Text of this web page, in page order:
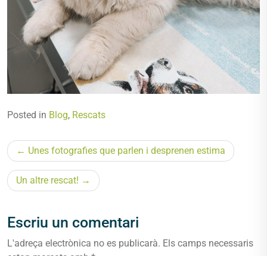
Posted in Blog, Rescats
Navegació
d'entrades
Unes fotografies que parlen i desprenen estima
Un altre rescat!
Escriu un comentari
L'adreça electrònica no es publicarà. Els camps necessaris